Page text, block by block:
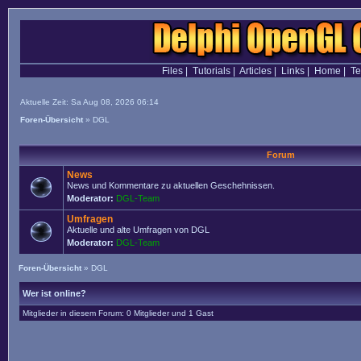
Files| Tutorials| Articles| Links| Home
Aktuelle Zeit: Sa Aug 08, 2026 06:14
Foren-Übersicht » DGL
Forum
News
News und Kommentare zu aktuellen Geschehnissen.
Moderator: DGL-Team
Umfragen
Aktuelle und alte Umfragen von DGL
Moderator: DGL-Team
Foren-Übersicht » DGL
Wer ist online?
Mitglieder in diesem Forum: 0 Mitglieder und 1 Gast